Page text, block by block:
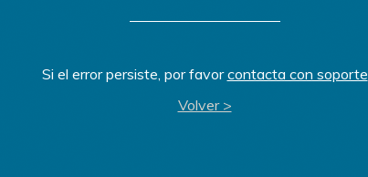
Si el error persiste, por favorcontacta con soporte
Volver >